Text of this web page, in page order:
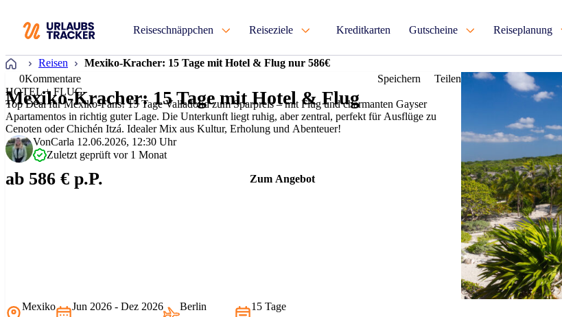
Reiseschnäppchen Reiseziele Kreditkarten Gutscheine Reiseplanung
Startseite
Reisen
Mexiko-Kracher: 15 Tage mit Hotel & Flug nur 586€
0Kommentare Speichern
Teilen
HOTEL + FLUG
Mexiko-Kracher: 15 Tage mit Hotel & Flug
Top Deal für Mexiko-Fans! 15 Tage Valladolid zum Sparpreis – mit Flug und charmanten Gayser
Apartamentos in richtig guter Lage. Die Unterkunft liegt ruhig, aber zentral, perfekt für Ausflüge zu
Cenoten oder Chichén Itzá. Idealer Mix aus Kultur, Erholung und Abenteuer!
VonCarla 12.06.2026, 12:30 Uhr
Zuletzt geprüft vor 1 Monat
ab 586 € p.P. Zum Angebot
Mexiko
Jun 2026 - Dez 2026
Berlin
15 Tage